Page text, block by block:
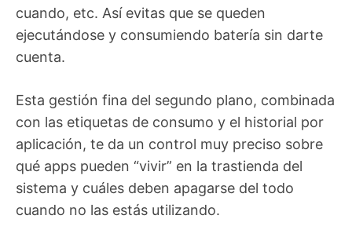
cuando, etc. Así evitas que se queden
ejecutándose y consumiendo batería sin darte
cuenta.
Esta gestión fina del segundo plano, combinada
con las etiquetas de consumo y el historial por
aplicación, te da un control muy preciso sobre
qué apps pueden “vivir” en la trastienda del
sistema y cuáles deben apagarse del todo
cuando no las estás utilizando.